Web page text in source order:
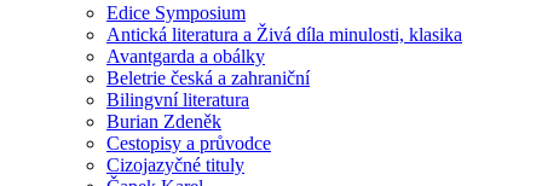
Edice Symposium
Antická literatura a Živá díla minulosti, klasika
Avantgarda a obálky
Beletrie česká a zahraniční
Bilingvní literatura
Burian Zdeněk
Cestopisy a průvodce
Cizojazyčné tituly